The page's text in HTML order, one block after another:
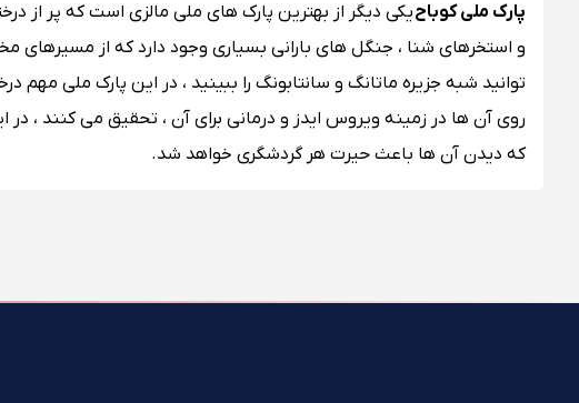
پارک ملی کوباحیکی دیگر از بهترین پارک های ملی مالزی است که پر از
و استخرهای شنا ، جنگل های بارانی بسیاری وجود دارد که از مسیرهای
توانید شبه جزیره ماتانگ و سانتابونگ را ببینید ، در این پارک ملی مهم
روی آن ها در زمینه ویروس ایدز و درمانی برای آن ، تحقیق می کنند ،
که دیدن آن ها باعث حیرت هر گردشگری خواهد شد.